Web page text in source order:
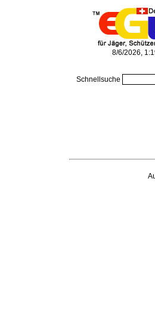
8/6/2026,
Schnellsuche